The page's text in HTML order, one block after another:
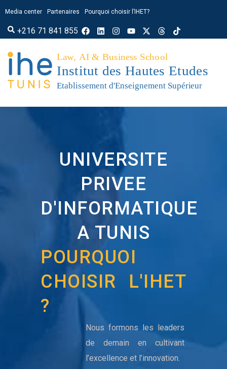
Media center Partenaires Pourquoi choisir l’IHET?
+216 71 841 855
UNIVERSITE
PRIVEE
D'INFORMATIQUE
A TUNIS
POURQUOI
CHOISIR L'IHET
?
Nous formons les leaders
de demain en cultivant
l’excellence et l’innovation.